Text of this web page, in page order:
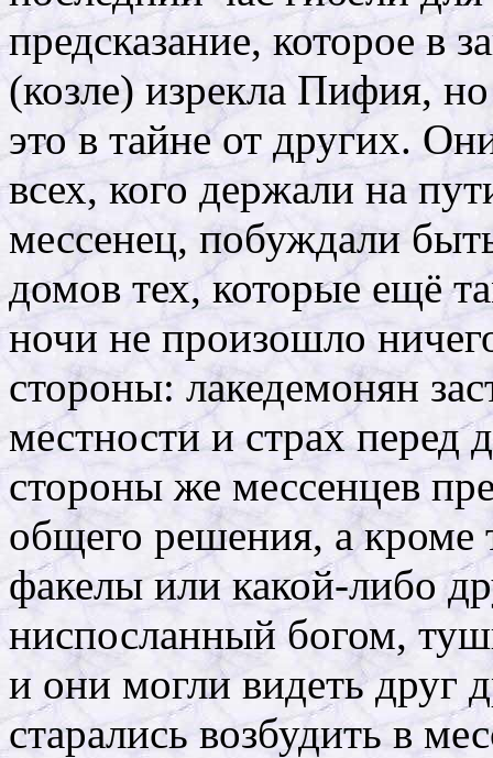
предсказание, которое в
(козле) изрекла Пифия,
это в тайне от других.
всех, кого держали на
мессенец, побуждали
домов тех, которые ещё
ночи не произошло
стороны: лакедемонян
местности и страх перед
стороны же мессенцев
общего решения, а кроме
факелы или какой-либо
ниспосланный богом,
и они могли видеть друг
старались возбудить в